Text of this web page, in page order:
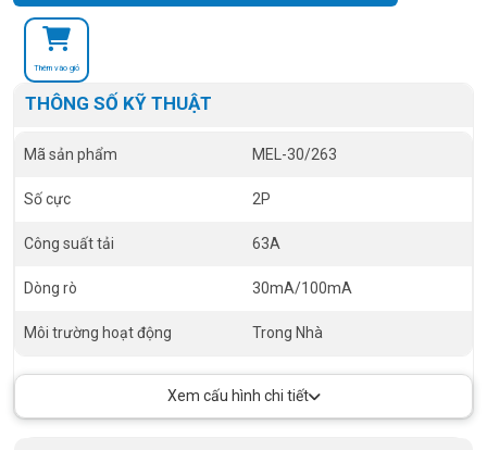
Thêm vào giỏ
THÔNG SỐ KỸ THUẬT
Mã sản phẩm MEL-30/263
Số cực 2P
Công suất tải 63A
Dòng rò 30mA/100mA
Môi trường hoạt động Trong Nhà
Xem cấu hình chi tiết